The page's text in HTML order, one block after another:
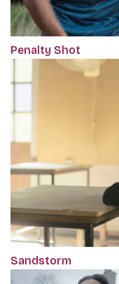
Penalty Shot
Sandstorm